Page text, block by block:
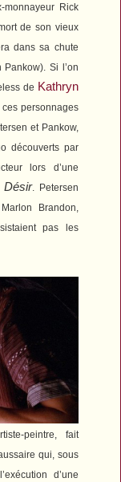
monnayeur Rick
de son vieux
dans sa chute
Pankow). Si l’on
de Kathryn
personnages
et Pankow,
découverts par
lors d’une
Désir. Petersen
Brandon,
pas les
peintre, fait
qui, sous
d’une